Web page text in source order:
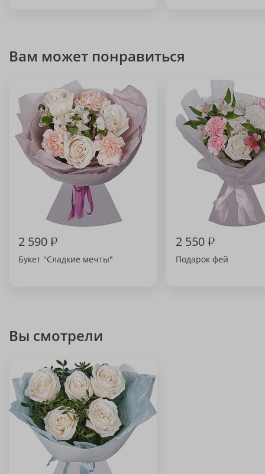
Вам может понравиться
2 590₽
Букет "Сладкие мечты"
2 550₽
Подарок фей
Вы смотрели